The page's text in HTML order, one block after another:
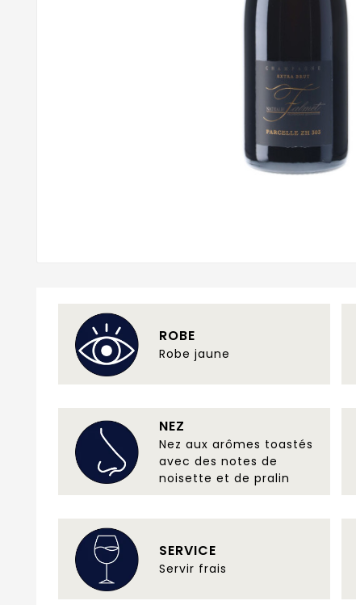
ROBE
Robe jaune
NEZ
Nez aux arômes toastés
avec des notes de
noisette et de pralin
SERVICE
Servir frais